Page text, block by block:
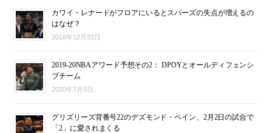
カワイ・レナードがフロアにいるとスパーズの失点が増えるの
はなぜ？
2016年12月31日
2019-20NBAアワード予想その2： DPOYとオールディフェンシ
ブチーム
2020年7月5日
グリズリーズ背番号22のデズモンド・ベイン、2月2日の試合で
「2」に愛されまくる